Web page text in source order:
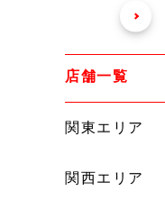
店舗一覧
関東エリア
関西エリア